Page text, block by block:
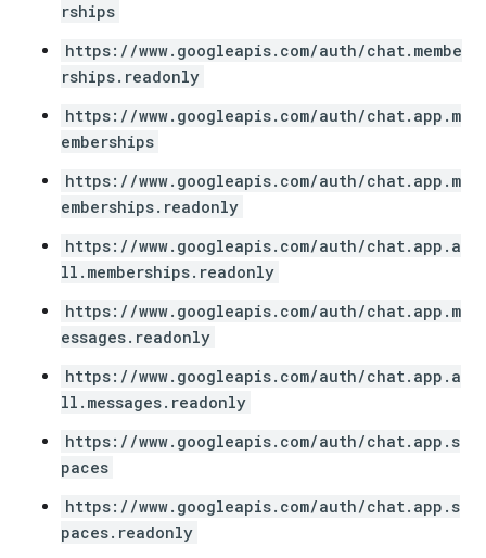
rships
https://www.googleapis.com/auth/chat.membe
rships.readonly
https://www.googleapis.com/auth/chat.app.m
emberships
https://www.googleapis.com/auth/chat.app.m
emberships.readonly
https://www.googleapis.com/auth/chat.app.a
ll.memberships.readonly
https://www.googleapis.com/auth/chat.app.m
essages.readonly
https://www.googleapis.com/auth/chat.app.a
ll.messages.readonly
https://www.googleapis.com/auth/chat.app.s
paces
https://www.googleapis.com/auth/chat.app.s
paces.readonly